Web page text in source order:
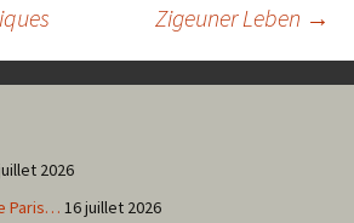
Zigeuner Leben →
2026
Paris… 16 juillet 2026